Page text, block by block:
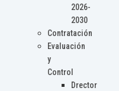
2026-
2030
Contratación
Evaluación
y
Control
Drector